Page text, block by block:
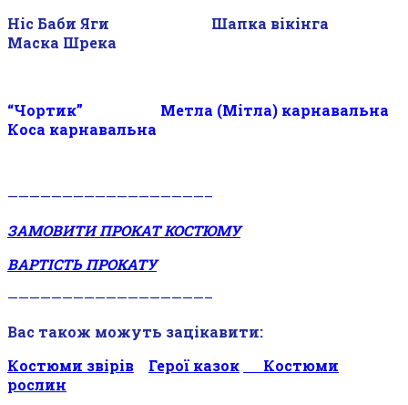
Ніс Баби Яги Шапка вікінга
Маска Шрека
“Чортик”
Метла (Мітла) карнавальна
Коса карнавальна
——————————————————–
ЗАМОВИТИ ПРОКАТ КОСТЮМУ
ВАРТІСТЬ ПРОКАТУ
——————————————————–
Вас також можуть зацікавити:
Костюми звірів
Герої казок
Костюми
рослин